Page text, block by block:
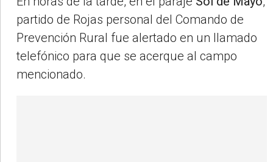
partido de Rojas personal del Comando de
Prevención Rural fue alertado en un llamado
telefónico para que se acerque al campo
mencionado.